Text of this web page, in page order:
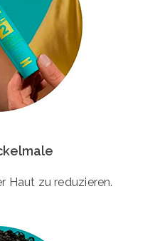
Haut zu reduzieren.